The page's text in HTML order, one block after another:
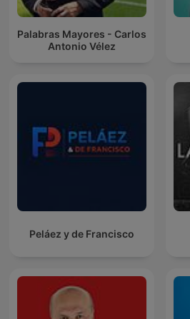
Palabras Mayores - Carlos
Antonio Vélez
Peláez y de Francisco